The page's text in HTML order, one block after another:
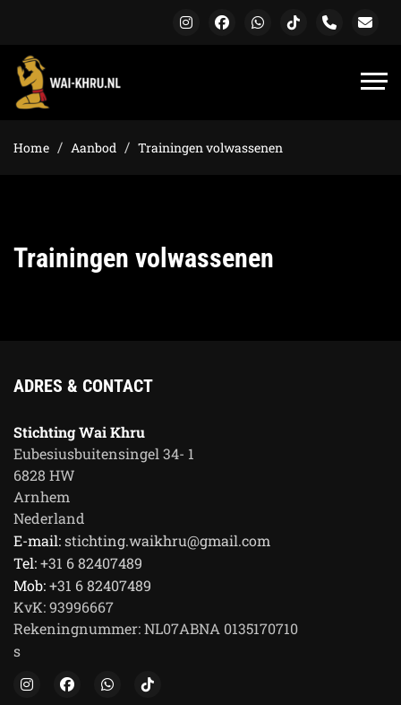
Home Aanbod Trainingen volwassenen
Trainingen volwassenen
ADRES & CONTACT
Stichting Wai Khru
Eubesiusbuitensingel 34- 1
6828 HW
Arnhem
Nederland
E-mail:stichting.waikhru@gmail.com
Tel:+31 6 82407489
Mob:+31 6 82407489
KvK:93996667
Rekeningnummer:NL07ABNA 0135170710
s